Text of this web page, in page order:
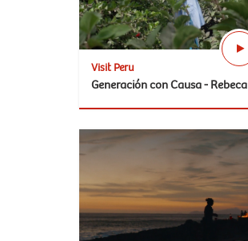
Visit Peru
Generación con Causa - Rebeca